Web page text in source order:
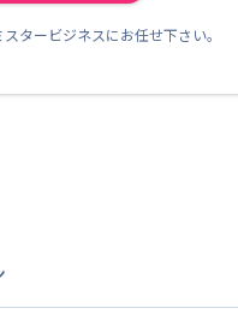
タービジネスにお任せ下さい。